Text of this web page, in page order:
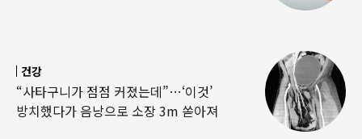
건강
“사타구니가 점점 커졌는데”…‘이것’
방치했다가 음낭으로 소장 3m 쏟아져